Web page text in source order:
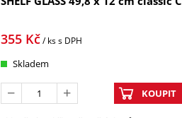
355Kč/ kss DPH
Skladem
KOUPIT